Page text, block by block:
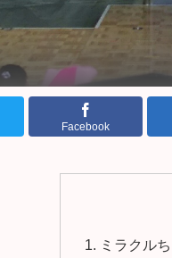
Facebook
ミラクル